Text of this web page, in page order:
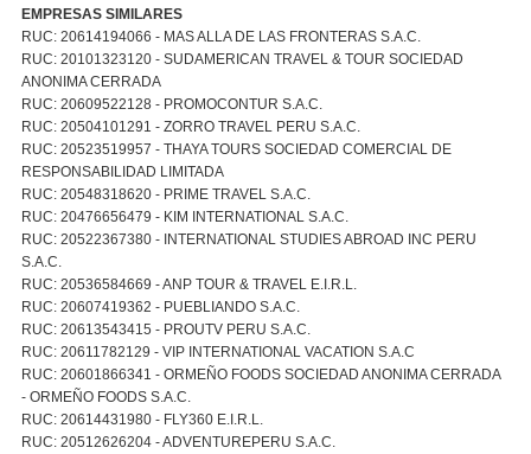
EMPRESAS SIMILARES
RUC: 20614194066 - MAS ALLA DE LAS FRONTERAS S.A.C.
RUC: 20101323120 - SUDAMERICAN TRAVEL & TOUR SOCIEDAD
ANONIMA CERRADA
RUC: 20609522128 - PROMOCONTUR S.A.C.
RUC: 20504101291 - ZORRO TRAVEL PERU S.A.C.
RUC: 20523519957 - THAYA TOURS SOCIEDAD COMERCIAL DE
RESPONSABILIDAD LIMITADA
RUC: 20548318620 - PRIME TRAVEL S.A.C.
RUC: 20476656479 - KIM INTERNATIONAL S.A.C.
RUC: 20522367380 - INTERNATIONAL STUDIES ABROAD INC PERU
S.A.C.
RUC: 20536584669 - ANP TOUR & TRAVEL E.I.R.L.
RUC: 20607419362 - PUEBLIANDO S.A.C.
RUC: 20613543415 - PROUTV PERU S.A.C.
RUC: 20611782129 - VIP INTERNATIONAL VACATION S.A.C
RUC: 20601866341 - ORMEÑO FOODS SOCIEDAD ANONIMA CERRADA
- ORMEÑO FOODS S.A.C.
RUC: 20614431980 - FLY360 E.I.R.L.
RUC: 20512626204 - ADVENTUREPERU S.A.C.